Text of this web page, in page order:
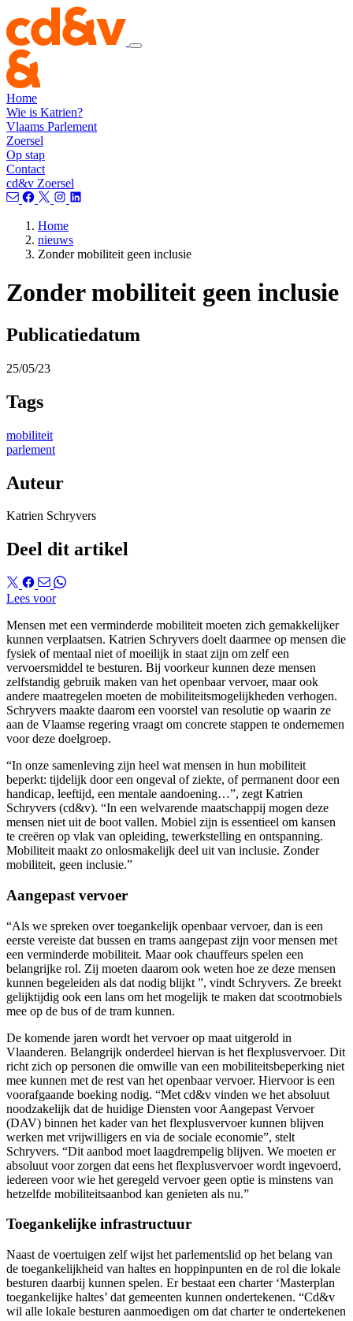
Home
Wie is Katrien?
Vlaams Parlement
Zoersel
Op stap
Contact
cd&v Zoersel
Home
nieuws
Zonder mobiliteit geen inclusie
Zonder mobiliteit geen inclusie
Publicatiedatum
25/05/23
Tags
mobiliteit
parlement
Auteur
Katrien Schryvers
Deel dit artikel
Lees voor
Mensen met een verminderde mobiliteit moeten zich gemakkelijker
kunnen verplaatsen. Katrien Schryvers doelt daarmee op mensen die
fysiek of mentaal niet of moeilijk in staat zijn om zelf een
vervoersmiddel te besturen. Bij voorkeur kunnen deze mensen
zelfstandig gebruik maken van het openbaar vervoer, maar ook
andere maatregelen moeten de mobiliteitsmogelijkheden verhogen.
Schryvers maakte daarom een voorstel van resolutie op waarin ze
aan de Vlaamse regering vraagt om concrete stappen te ondernemen
voor deze doelgroep.
“In onze samenleving zijn heel wat mensen in hun mobiliteit
beperkt: tijdelijk door een ongeval of ziekte, of permanent door een
handicap, leeftijd, een mentale aandoening…”, zegt Katrien
Schryvers (cd&v). “In een welvarende maatschappij mogen deze
mensen niet uit de boot vallen. Mobiel zijn is essentieel om kansen
te creëren op vlak van opleiding, tewerkstelling en ontspanning.
Mobiliteit maakt zo onlosmakelijk deel uit van inclusie. Zonder
mobiliteit, geen inclusie.”
Aangepast vervoer
“Als we spreken over toegankelijk openbaar vervoer, dan is een
eerste vereiste dat bussen en trams aangepast zijn voor mensen met
een verminderde mobiliteit. Maar ook chauffeurs spelen een
belangrijke rol. Zij moeten daarom ook weten hoe ze deze mensen
kunnen begeleiden als dat nodig blijkt ”, vindt Schryvers. Ze breekt
gelijktijdig ook een lans om het mogelijk te maken dat scootmobiels
mee op de bus of de tram kunnen.
De komende jaren wordt het vervoer op maat uitgerold in
Vlaanderen. Belangrijk onderdeel hiervan is het flexplusvervoer. Dit
richt zich op personen die omwille van een mobiliteitsbeperking niet
mee kunnen met de rest van het openbaar vervoer. Hiervoor is een
voorafgaande boeking nodig. “Met cd&v vinden we het absoluut
noodzakelijk dat de huidige Diensten voor Aangepast Vervoer
(DAV) binnen het kader van het flexplusvervoer kunnen blijven
werken met vrijwilligers en via de sociale economie”, stelt
Schryvers. “Dit aanbod moet laagdrempelig blijven. We moeten er
absoluut voor zorgen dat eens het flexplusvervoer wordt ingevoerd,
iedereen voor wie het geregeld vervoer geen optie is minstens van
hetzelfde mobiliteitsaanbod kan genieten als nu.”
Toegankelijke infrastructuur
Naast de voertuigen zelf wijst het parlementslid op het belang van
de toegankelijkheid van haltes en hoppinpunten en de rol die lokale
besturen daarbij kunnen spelen. Er bestaat een charter ‘Masterplan
toegankelijke haltes’ dat gemeenten kunnen ondertekenen. “Cd&v
wil alle lokale besturen aanmoedigen om dat charter te ondertekenen